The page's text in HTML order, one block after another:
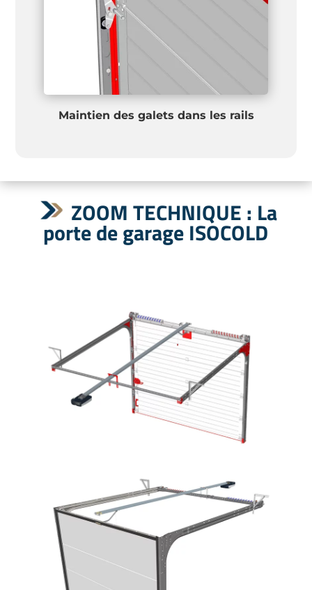
Maintien des galets dans les rails
ZOOM TECHNIQUE : La
porte de garage ISOCOLD